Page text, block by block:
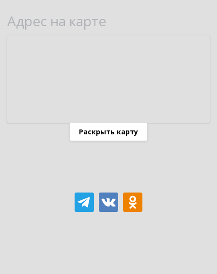
Адрес на карте
Раскрыть карту